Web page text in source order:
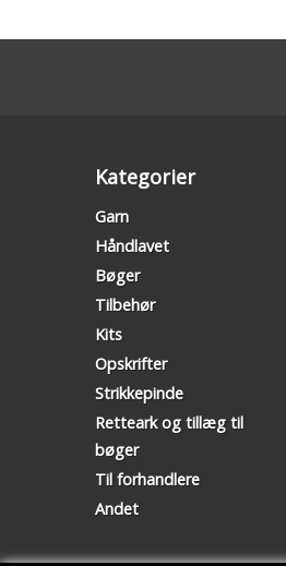
Kategorier
Garn
Håndlavet
Bøger
Tilbehør
Kits
Opskrifter
Strikkepinde
Retteark og tillæg til
bøger
Til forhandlere
Andet